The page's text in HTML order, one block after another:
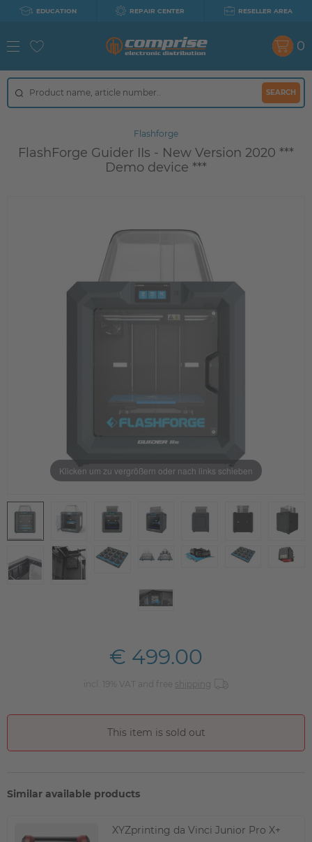
EDUCATION REPAIR CENTER RESELLER AREA
SEARCH
0
Flashforge
FlashForge Guider IIs - New Version 2020 ***
Demo device ***
Klicken um zu vergrößern oder nach links schieben
€ 499.00
incl. 19% VAT and free shipping
This item is sold out
Similar available products
XYZprinting da Vinci Junior Pro X+